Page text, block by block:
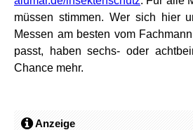
müssen stimmen. Wer sich hier
Messen am besten vom
passt, haben sechs- oder
Chance mehr.
Anzeige